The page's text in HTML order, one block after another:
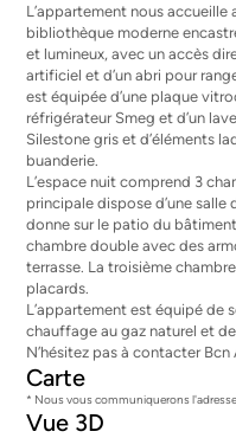
L’appartement nous
bibliothèque moderne
et lumineux, avec un accès
artificiel et d’un abri pour
est équipée d’une plaque
réfrigérateur Smeg et d’un
Silestone gris et d’éléments
buanderie.
L’espace nuit comprend 3
principale dispose d’une
donne sur le patio du
chambre double avec des
terrasse. La troisième
placards.
L’appartement est équipé de
chauffage au gaz naturel et
N’hésitez pas à contacter
Carte
* Nous vous communiquerons
Vue 3D